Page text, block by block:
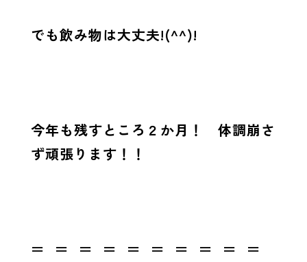
でも飲み物は大丈夫!(^^)!
今年も残すところ２か月！ 体調崩さ
ず頑張ります！！
＝ ＝ ＝ ＝ ＝ ＝ ＝ ＝ ＝ ＝